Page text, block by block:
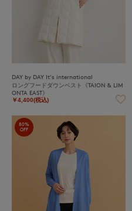
DAY by DAY It's international
ロングフードダウンベスト《TAION & LIM
ONTA EAST》
￥4,400(税込)
80%
OFF